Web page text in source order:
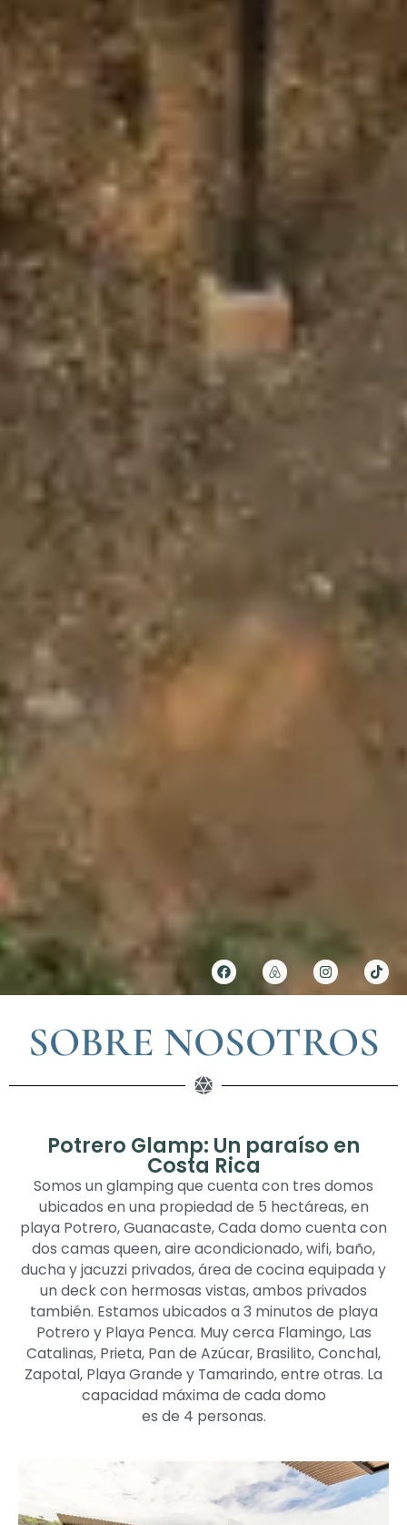
SOBRE NOSOTROS
Potrero Glamp: Un paraíso en
Costa Rica
Somos un glamping que cuenta con tres domos
ubicados en una propiedad de 5 hectáreas, en
playa Potrero, Guanacaste, Cada domo cuenta con
dos camas queen, aire acondicionado, wifi, baño,
ducha y jacuzzi privados, área de cocina equipada y
un deck con hermosas vistas, ambos privados
también. Estamos ubicados a 3 minutos de playa
Potrero y Playa Penca. Muy cerca Flamingo, Las
Catalinas, Prieta, Pan de Azúcar, Brasilito, Conchal,
Zapotal, Playa Grande y Tamarindo, entre otras. La
capacidad máxima de cada domo
es de 4 personas.